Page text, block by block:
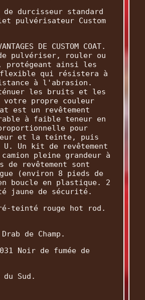
de durcisseur standard
pulvérisateur Custom
DE CUSTOM COAT.
pulvériser, rouler ou
protégeant ainsi les
flexible qui résistera à
à l'abrasion.
les bruits et les
propre couleur
est un revêtement
à faible teneur en
pour
et la teinte, puis
Un kit de revêtement
pleine grandeur à
de revêtement sont
(environ 8 pieds de
boucle en plastique. 2
jaune de sécurité.
teinté rouge hot rod.
de Champ.
Noir de fumée de
du Sud.